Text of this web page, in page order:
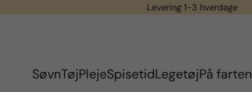
Levering 1-3 hverdage
SøvnTøjPlejeSpisetidLegetøjPå farten